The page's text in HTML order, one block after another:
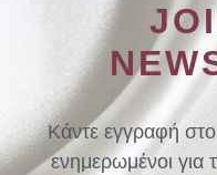
Κάντε εγγραφή
ενημερωμένοι για